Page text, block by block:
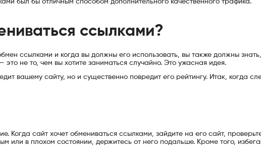
был бы отличным способом дополнительного качественного трафика.
ссылками?
ссылками и когда вы должны его использовать, вы также должны
это не то, чем вы хотите заниматься случайно. Это ужасная идея.
вашему сайту, но и существенно повредит его рейтингу. Итак, когда
Когда сайт хочет обмениваться ссылками, зайдите на его сайт,
или в плохом состоянии, держитесь от него подальше. Кроме того,